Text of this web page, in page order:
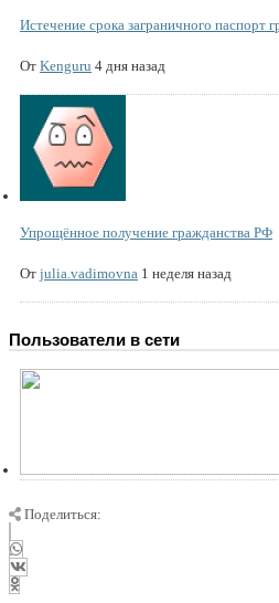
Истечение срока заграничного паспорт
От Kenguru 4 дня назад
Упрощённое получение гражданства РФ
От julia.vadimovna 1 неделя назад
Пользователи в сети
Поделиться: